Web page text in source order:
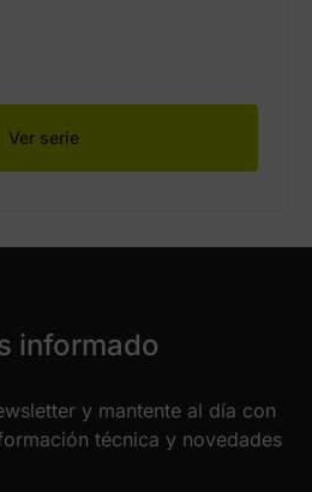
Ver serie
informado
y mantente al día con
técnica y novedades